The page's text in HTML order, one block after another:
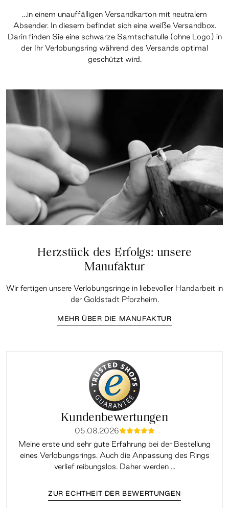
…in einem unauffälligen Versandkarton mit neutralem
Absender. In diesem befindet sich eine weiße Versandbox.
Darin finden Sie eine schwarze Samtschatulle (ohne Logo) in
der Ihr Verlobungsring während des Versands optimal
geschützt wird.
Herzstück des Erfolgs: unsere
Manufaktur
Wir fertigen unsere Verlobungsringe in liebevoller Handarbeit in
der Goldstadt Pforzheim.
MEHR ÜBER DIE MANUFAKTUR
Kundenbewertungen
05.08.2026mmmmm
Meine erste und sehr gute Erfahrung bei der Bestellung
eines Verlobungsrings. Auch die Anpassung des Rings
verlief reibungslos. Daher werden ...
ZUR ECHTHEIT DER BEWERTUNGEN